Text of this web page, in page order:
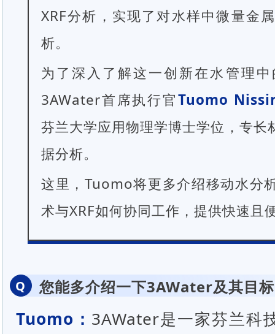
XRF分析，实现了对水样中微量金
析。
为了深入了解这一创新在水管理
3AWater首席执行官Tuomo
芬兰大学应用物理学博士学位，专长
据分析。
这里，Tuomo将更多介绍移动水分
术与XRF如何协同工作，提供快速且
Q 您能多介绍一下3AWater及其目
Tuomo： 3AWater是一家芬兰科